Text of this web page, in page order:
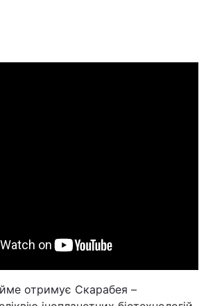
отримує Скарабея –